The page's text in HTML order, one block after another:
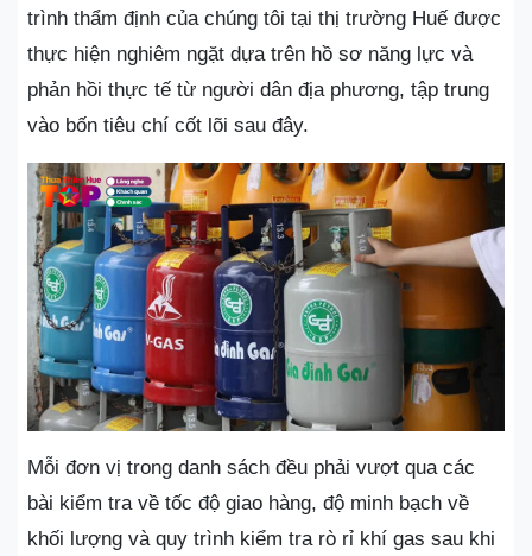
trình thẩm định của chúng tôi tại thị trường Huế được
thực hiện nghiêm ngặt dựa trên hồ sơ năng lực và
phản hồi thực tế từ người dân địa phương, tập trung
vào bốn tiêu chí cốt lõi sau đây.
Mỗi đơn vị trong danh sách đều phải vượt qua các
bài kiểm tra về tốc độ giao hàng, độ minh bạch về
khối lượng và quy trình kiểm tra rò rỉ khí gas sau khi